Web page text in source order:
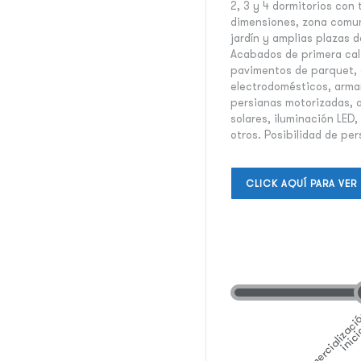
2, 3 y 4 dormitorios con
dimensiones, zona
jardín y amplias plazas
Acabados de primera
pavimentos de
electrodomésticos,
persianas motorizadas,
solares, iluminación
otros. Posibilidad de
CLICK AQUÍ PARA VER